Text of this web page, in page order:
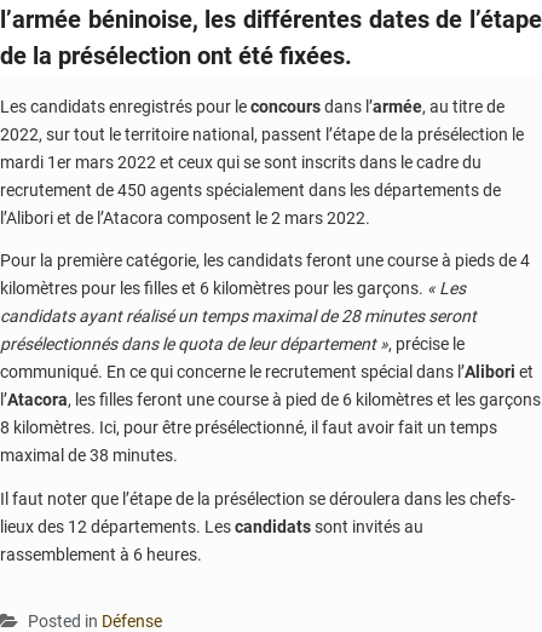
l’armée béninoise, les différentes dates de l’étape
de la présélection ont été fixées.
Les candidats enregistrés pour leconcoursdans l’armée, au titre de
2022, sur tout le territoire national, passent l’étape de la présélection le
mardi 1er mars 2022 et ceux qui se sont inscrits dans le cadre du
recrutement de 450 agents spécialement dans les départements de
l’Alibori et de l’Atacora composent le 2 mars 2022.
Pour la première catégorie, les candidats feront une course à pieds de 4
kilomètres pour les filles et 6 kilomètres pour les garçons. « Les
candidats ayant réalisé un temps maximal de 28 minutes seront
présélectionnés dans le quota de leur département », précise le
communiqué. En ce qui concerne le recrutement spécial dans l’Alibori et
l’Atacora, les filles feront une course à pied de 6 kilomètres et les garçons
8 kilomètres. Ici, pour être présélectionné, il faut avoir fait un temps
maximal de 38 minutes.
Il faut noter que l’étape de la présélection se déroulera dans les chefs-
lieux des 12 départements. Lescandidatssont invités au
rassemblement à 6 heures.
Posted in Défense